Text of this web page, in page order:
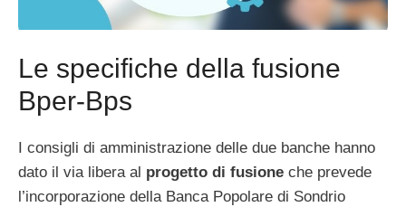
Le specifiche della fusione
Bper-Bps
I consigli di amministrazione delle due banche hanno
dato il via libera al progetto di fusione che prevede
l’incorporazione della Banca Popolare di Sondrio